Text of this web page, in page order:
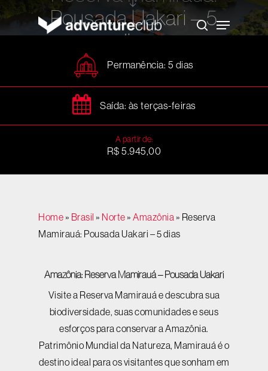
to
search
Menu
Pousada Uakari – 5
dias
Permanência: 5 dias
Saída: às terças-feiras
A partir de:
R$ 5.945,00
Home» Brasil » Norte» Amazônia » Reserva
Mamirauá: Pousada Uakari – 5 dias
Amazônia: Reserva Mamirauá – Pousada Uakari
Visite a Reserva Mamirauá e descubra sua
biodiversidade, suas comunidades e seus
esforços para conservar a Amazônia.
Patrimônio Mundial da Natureza, Mamirauá é o
destino ideal para os visitantes que sonham em